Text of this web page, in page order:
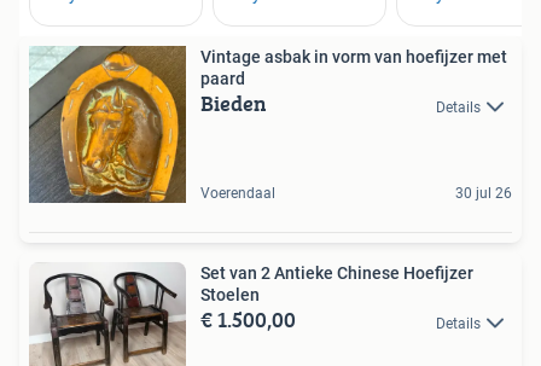
Vintage asbak in vorm van hoefijzer met
paard
Bieden Details
Voerendaal 30 jul 26
Set van 2 Antieke Chinese Hoefijzer
Stoelen
€ 1.500,00 Details